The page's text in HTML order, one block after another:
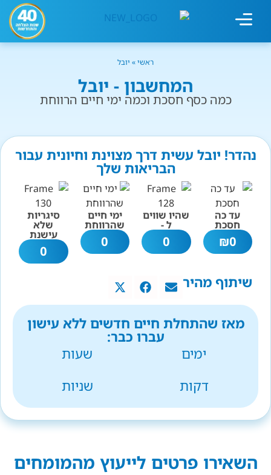
ראשי» יובל
המחשבון - יובל
כמה כסף חסכת וכמה ימי חיים הרווחת
נהדר! יובל עשית דרך מצוינת וחיונית עבור
הבריאות שלך
עד כה
חסכת
0
₪
שהיו שווים
ל -
0
ימי חיים
שהרווחת
0
סיגריות
שלא
עישנת
0
שיתוף מהיר
מאז שהתחלת חיים חדשים ללא עישון
עברו כבר:
ימים
שעות
דקות
שניות
השאירו פרטים לייעוץ מהמומחים